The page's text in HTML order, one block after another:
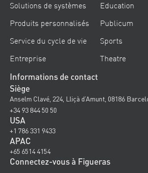
Solutions de systèmes
Produits personnalisés
Service du cycle de vie
Entreprise
Education
Publicum
Sports
Theatre
Informations de contact
Siège
Anselm Clavé, 224, Lliçà d’Amunt, 08186
+34 93 844 50 50
USA
+1 786 331 9433
APAC
+65 6514 4154
Connectez-vous à Figueras